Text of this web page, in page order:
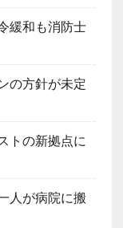
緩和も消防士
の方針が未定
トの新拠点に
人が病院に搬